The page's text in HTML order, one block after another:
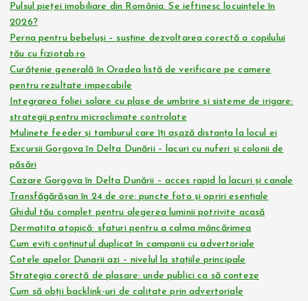
Pulsul pieței imobiliare din România. Se ieftinesc locuințele în
2026?
Perna pentru bebeluși – susține dezvoltarea corectă a copilului
tău cu fiziotab.ro
Curățenie generală în Oradea listă de verificare pe camere
pentru rezultate impecabile
Integrarea foliei solare cu plase de umbrire și sisteme de irigare:
strategii pentru microclimate controlate
Mulinete feeder și tamburul care îți așază distanța la locul ei
Excursii Gorgova în Delta Dunării – lacuri cu nuferi și colonii de
păsări
Cazare Gorgova în Delta Dunării – acces rapid la lacuri și canale
Transfăgărășan în 24 de ore: puncte foto și opriri esențiale
Ghidul tău complet pentru alegerea luminii potrivite acasă
Dermatita atopică: sfaturi pentru a calma mâncărimea
Cum eviți conținutul duplicat în campanii cu advertoriale
Cotele apelor Dunarii azi – nivelul la stațiile principale
Strategia corectă de plasare: unde publici ca să conteze
Cum să obții backlink-uri de calitate prin advertoriale